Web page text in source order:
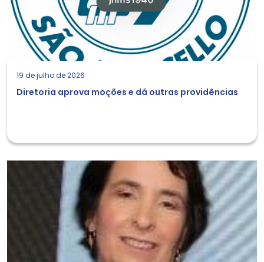
19 de julho de 2026
Diretoria aprova moções e dá outras providências